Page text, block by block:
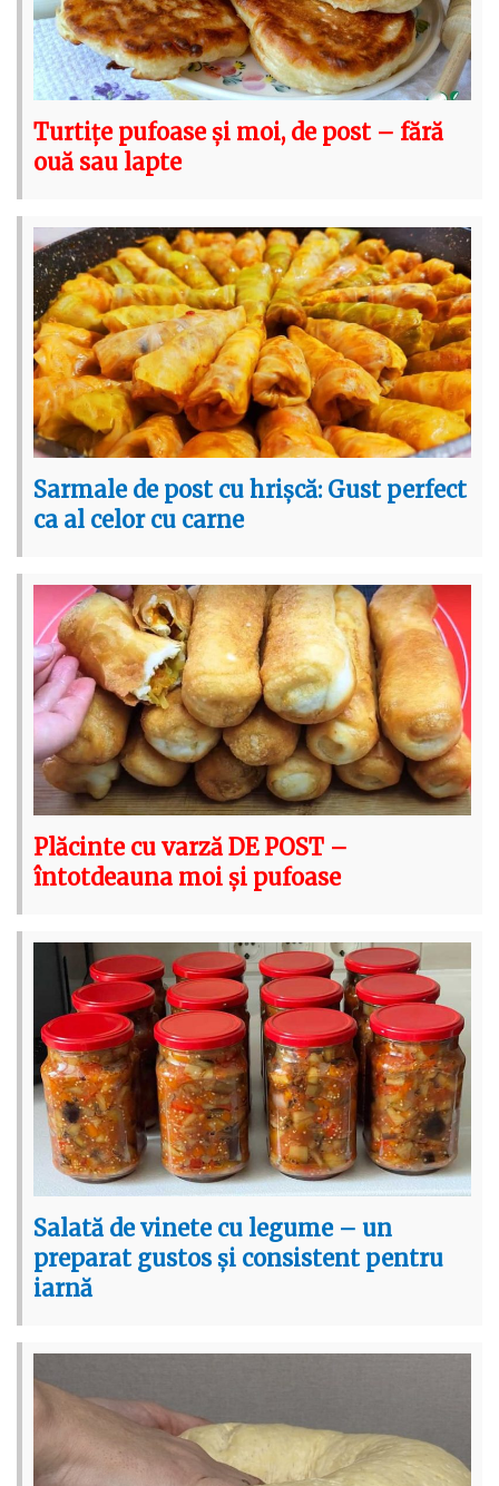
Turtițe pufoase și moi, de post – fără
ouă sau lapte
Sarmale de post cu hrișcă: Gust perfect
ca al celor cu carne
Plăcinte cu varză DE POST –
întotdeauna moi și pufoase
Salată de vinete cu legume – un
preparat gustos și consistent pentru
iarnă